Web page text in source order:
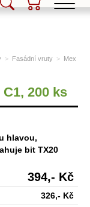
> Fasádní vruty > Mex
200 ks
hlavou,
bit TX20
394,- Kč
326,- Kč